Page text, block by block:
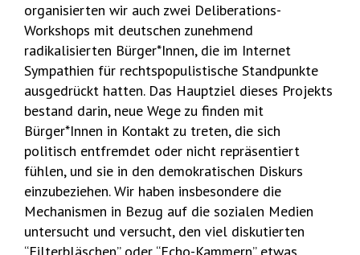
organisierten wir auch zwei Deliberations-
Workshops mit deutschen zunehmend
radikalisierten Bürger*Innen, die im Internet
Sympathien für rechtspopulistische Standpunkte
ausgedrückt hatten. Das Hauptziel dieses Projekts
bestand darin, neue Wege zu finden mit
Bürger*Innen in Kontakt zu treten, die sich
politisch entfremdet oder nicht repräsentiert
fühlen, und sie in den demokratischen Diskurs
einzubeziehen. Wir haben insbesondere die
Mechanismen in Bezug auf die sozialen Medien
untersucht und versucht, den viel diskutierten